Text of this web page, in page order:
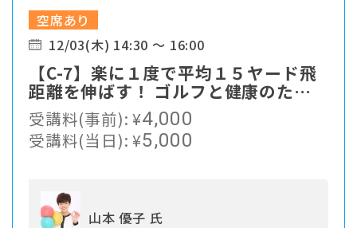
空席あり
12/03(木) 14:30 ～ 16:00
【C-7】楽に１度で平均１５ヤード飛
距離を伸ばす！ ゴルフと健康のため
の脱力エクササイズ
受講料(事前):¥4,000
受講料(当日):¥5,000
山本 優子 氏